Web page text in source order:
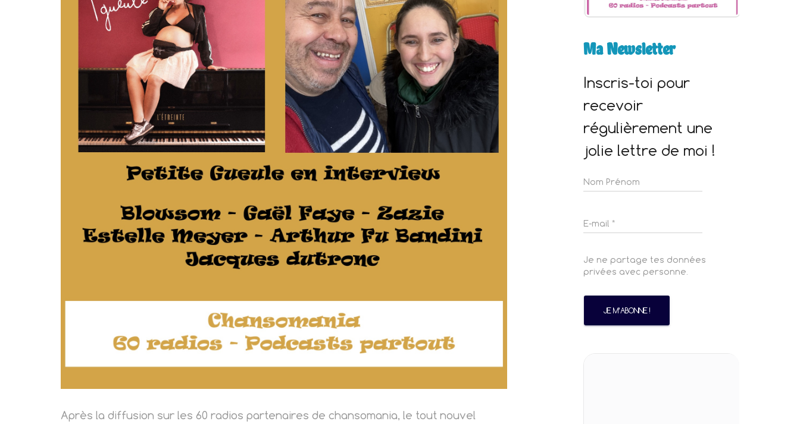
Après la diffusion sur les 60 radios partenaires de chansomania, le tout nouvel
Ma Newsletter
Inscris-toi pour
recevoir
régulièrement une
jolie lettre de moi !
Je ne partage tes données
privées avec personne.